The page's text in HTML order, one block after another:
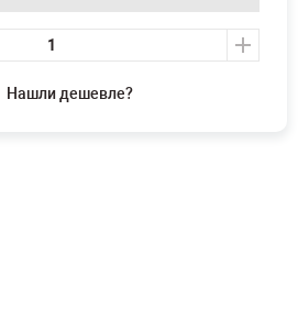
Нашли дешевле?